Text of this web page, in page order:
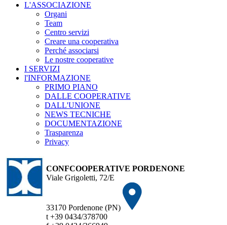
L'ASSOCIAZIONE
Organi
Team
Centro servizi
Creare una cooperativa
Perché associarsi
Le nostre cooperative
I SERVIZI
l'INFORMAZIONE
PRIMO PIANO
DALLE COOPERATIVE
DALL'UNIONE
NEWS TECNICHE
DOCUMENTAZIONE
Trasparenza
Privacy
CONFCOOPERATIVE PORDENONE
Viale Grigoletti, 72/E
33170 Pordenone (PN)
t +39 0434/378700